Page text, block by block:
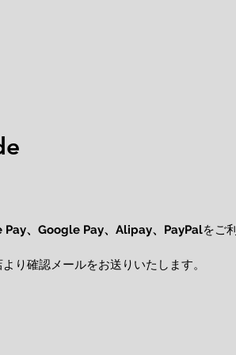
Pay、Google Pay、Alipay、PayPalをご
り確認メールをお送りいたします。